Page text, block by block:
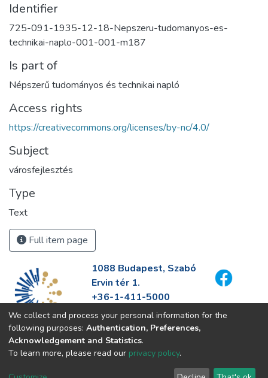
Identifier
725-091-1935-12-18-Nepszeru-tudomanyos-es-
technikai-naplo-001-001-m187
Is part of
Népszerű tudományos és technikai napló
Access rights
https://creativecommons.org/licenses/by-nc/4.0/
Subject
városfejlesztés
Type
Text
Full item page
1088 Budapest, Szabó
Ervin tér 1.
+36-1-411-5000
info@fszek.hu
https://fszek.hu
We collect and process your personal information for the
following purposes: Authentication, Preferences,
Acknowledgement and Statistics.
To learn more, please read our privacy policy.